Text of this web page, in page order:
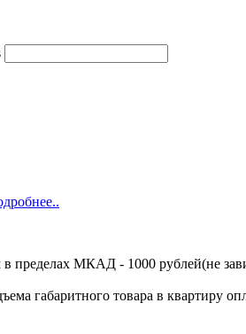
пределах МКАД - 1000 рублей(не
габаритного товара в квартиру